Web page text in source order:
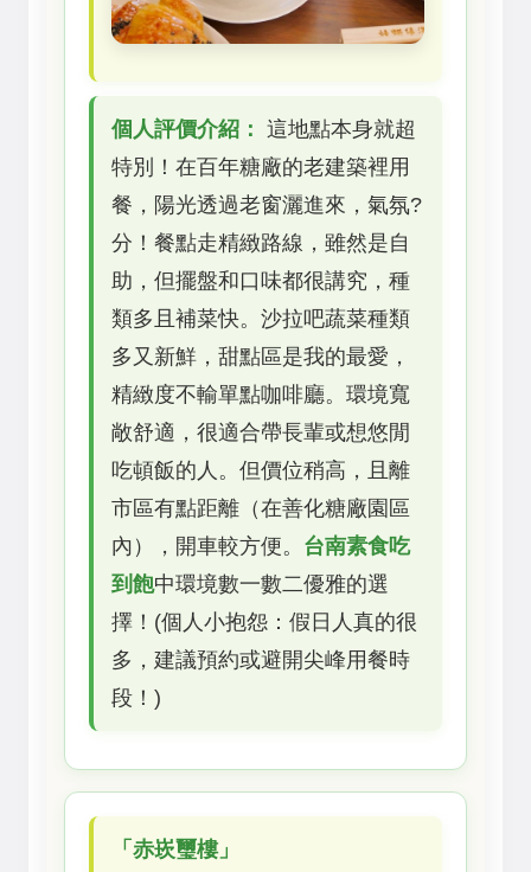
個人評價介紹： 這地點本身就超
特別！在百年糖廠的老建築裡用
餐，陽光透過老窗灑進來，氣氛?
分！餐點走精緻路線，雖然是自
助，但擺盤和口味都很講究，種
類多且補菜快。沙拉吧蔬菜種類
多又新鮮，甜點區是我的最愛，
精緻度不輸單點咖啡廳。環境寬
敞舒適，很適合帶長輩或想悠閒
吃頓飯的人。但價位稍高，且離
市區有點距離（在善化糖廠園區
內），開車較方便。 台南素食吃
到飽中環境數一數二優雅的選
擇！(個人小抱怨：假日人真的很
多，建議預約或避開尖峰用餐時
段！)
「赤崁璽樓」